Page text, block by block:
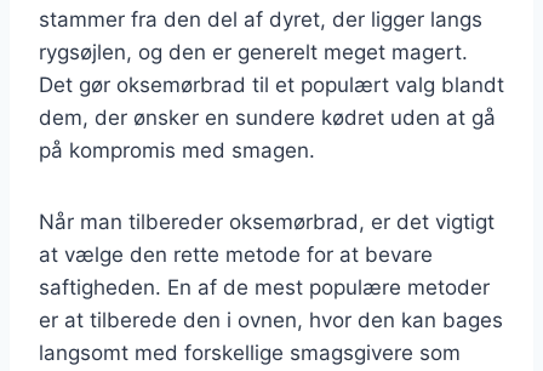
stammer fra den del af dyret, der ligger langs
rygsøjlen, og den er generelt meget magert.
Det gør oksemørbrad til et populært valg blandt
dem, der ønsker en sundere kødret uden at gå
på kompromis med smagen.
Når man tilbereder oksemørbrad, er det vigtigt
at vælge den rette metode for at bevare
saftigheden. En af de mest populære metoder
er at tilberede den i ovnen, hvor den kan bages
langsomt med forskellige smagsgivere som